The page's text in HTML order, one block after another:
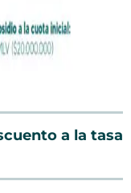
a la tasa